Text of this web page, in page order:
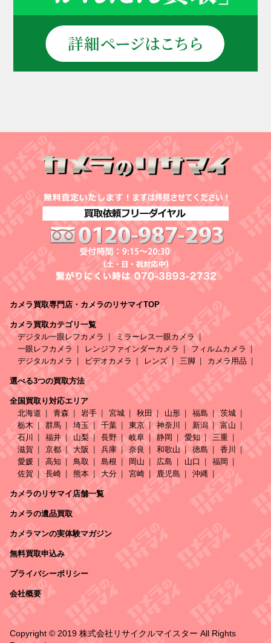
カメラ買取専門店・カメラのリサマイTOP
カメラ買取カテゴリ一覧
デジタル一眼レフカメラ
ミラーレス一眼カメラ
一眼レフカメラ
レンジファインダーカメラ
フィルムカメラ
デジタルカメラ
ビデオカメラ レンズ 三脚 カメラ用品
選べる3つの買取方法
全国買取り対応エリア
北海道
青森 岩手 宮城 秋田 山形 福島
茨城
栃木
群馬 埼玉 千葉 東京 神奈川 新潟
富山
石川
福井 山梨 長野 岐阜 静岡 愛知
三重
滋賀
京都 大阪 兵庫 奈良 和歌山 徳島
香川
愛媛
高知 鳥取 島根 岡山 広島 山口
福岡
佐賀
長崎 熊本 大分 宮崎 鹿児島 沖縄
カメラのリサマイ店舗一覧
カメラの遺品買取
カメラマンの実体験マガジン
無料買取申込み
プライバシーポリシー
会社概要
Copyright © 2019 株式会社リサイクルマイスター All Rights